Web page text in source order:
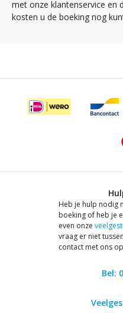
met onze klantenservice en
kosten u de boeking nog
Heb je hulp nodig
boeking of heb je
even onze
vraag er niet
contact met ons
Bel: